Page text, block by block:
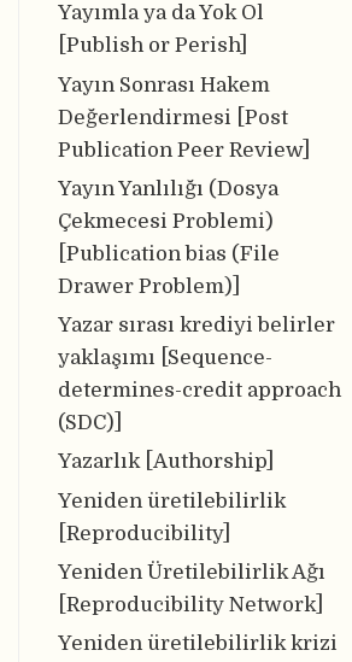
Yayımla ya da Yok Ol
[Publish or Perish]
Yayın Sonrası Hakem
Değerlendirmesi [Post
Publication Peer Review]
Yayın Yanlılığı (Dosya
Çekmecesi Problemi)
[Publication bias (File
Drawer Problem)]
Yazar sırası krediyi belirler
yaklaşımı [Sequence-
determines-credit approach
(SDC)]
Yazarlık [Authorship]
Yeniden üretilebilirlik
[Reproducibility]
Yeniden Üretilebilirlik Ağı
[Reproducibility Network]
Yeniden üretilebilirlik krizi